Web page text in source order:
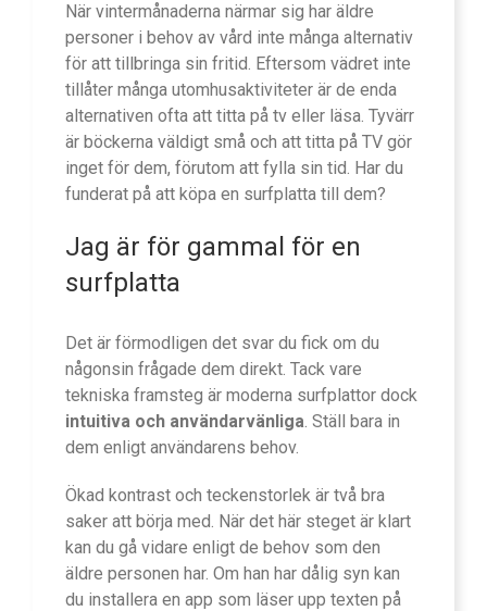
När vintermånaderna närmar sig har äldre
personer i behov av vård inte många alternativ
för att tillbringa sin fritid. Eftersom vädret inte
tillåter många utomhusaktiviteter är de enda
alternativen ofta att titta på tv eller läsa. Tyvärr
är böckerna väldigt små och att titta på TV gör
inget för dem, förutom att fylla sin tid. Har du
funderat på att köpa en surfplatta till dem?
Jag är för gammal för en
surfplatta
Det är förmodligen det svar du fick om du
någonsin frågade dem direkt. Tack vare
tekniska framsteg är moderna surfplattor dock
intuitiva och användarvänliga . Ställ bara in
dem enligt användarens behov.
Ökad kontrast och teckenstorlek är två bra
saker att börja med. När det här steget är klart
kan du gå vidare enligt de behov som den
äldre personen har. Om han har dålig syn kan
du installera en app som läser upp texten på